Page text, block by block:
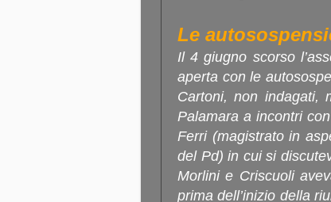
Le
Il 4 giugno scorso
aperta con le
Cartoni, non indagati,
Palamara a incontri
Ferri (magistrato in
del Pd) in cui si
Morlini e Criscuoli
prima dell’inizio della